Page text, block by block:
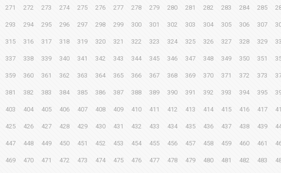
271 272 273 274 275 276 277 278 279 280 281 282 283 284 285
293 294 295 296 297 298 299 300 301 302 303 304 305 306 307
315 316 317 318 319 320 321 322 323 324 325 326 327 328 329
337 338 339 340 341 342 343 344 345 346 347 348 349 350 351
359 360 361 362 363 364 365 366 367 368 369 370 371 372 373
381 382 383 384 385 386 387 388 389 390 391 392 393 394 395
403 404 405 406 407 408 409 410 411 412 413 414 415 416 417
425 426 427 428 429 430 431 432 433 434 435 436 437 438 439
447 448 449 450 451 452 453 454 455 456 457 458 459 460 461
469 470 471 472 473 474 475 476 477 478 479 480 481 482 483